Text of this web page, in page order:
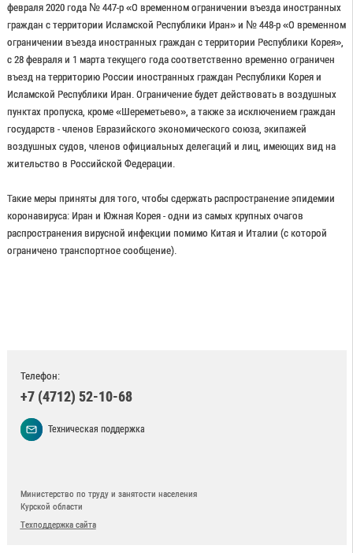
февраля 2020 года № 447-р «О временном ограничении въезда иностранных
граждан с территории Исламской Республики Иран» и № 448-р «О временном
ограничении въезда иностранных граждан с территории Республики Корея»,
с 28 февраля и 1 марта текущего года соответственно временно ограничен
въезд на территорию России иностранных граждан Республики Корея и
Исламской Республики Иран. Ограничение будет действовать в воздушных
пунктах пропуска, кроме «Шереметьево», а также за исключением граждан
государств - членов Евразийского экономического союза, экипажей
воздушных судов, членов официальных делегаций и лиц, имеющих вид на
жительство в Российской Федерации.
Такие меры приняты для того, чтобы сдержать распространение эпидемии
коронавируса: Иран и Южная Корея - одни из самых крупных очагов
распространения вирусной инфекции помимо Китая и Италии (с которой
ограничено транспортное сообщение).
Телефон:
+7 (4712) 52-10-68
Техническая поддержка
Министерство по труду и занятости населения
Курской области
Техподдержка сайта